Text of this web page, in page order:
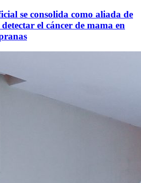
se consolida como aliada de
el cáncer de mama en